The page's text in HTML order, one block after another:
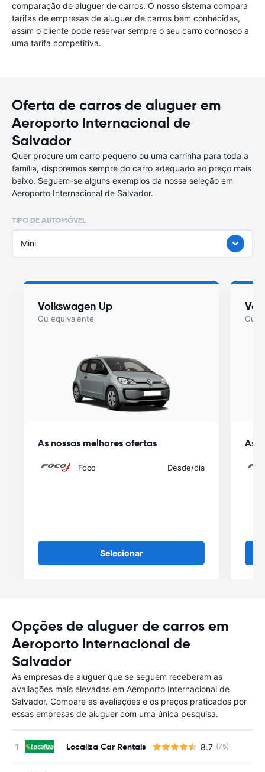
comparação de aluguer de carros. O nosso sistema compara
tarifas de empresas de aluguer de carros bem conhecidas,
assim o cliente pode reservar sempre o seu carro connosco a
uma tarifa competitiva.
Oferta de carros de aluguer em
Aeroporto Internacional de
Salvador
Quer procure um carro pequeno ou uma carrinha para toda a
família, disporemos sempre do carro adequado ao preço mais
baixo. Seguem-se alguns exemplos da nossa seleção em
Aeroporto Internacional de Salvador.
TIPO DE AUTOMÓVEL
Mini
Volkswagen Up
Ou equivalente
As nossas melhores ofertas
Foco Desde/dia
Selecionar
Ou
As
Opções de aluguer de carros em
Aeroporto Internacional de
Salvador
As empresas de aluguer que se seguem receberam as
avaliações mais elevadas em Aeroporto Internacional de
Salvador. Compare as avaliações e os preços praticados por
essas empresas de aluguer com uma única pesquisa.
Localiza Car Rentals 8.7 (75)